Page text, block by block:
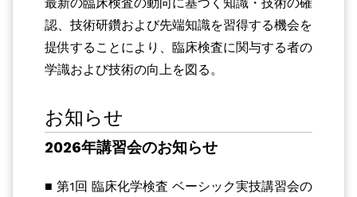
認、技術研鑽および先端知識を習得する機会を
提供することにより、臨床検査に関与する者の
学識および技術の向上を図る。
お知らせ
2026年講習会のお知らせ
■ 第1回 臨床化学検査 ベーシック実技講習会の